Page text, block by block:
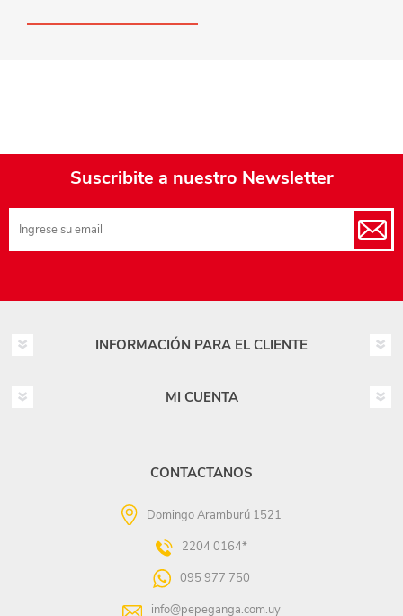
Suscribite a nuestro Newsletter
INFORMACIÓN PARA EL CLIENTE
MI CUENTA
CONTACTANOS
Domingo Aramburú 1521
2204 0164*
095 977 750
info@pepeganga.com.uy